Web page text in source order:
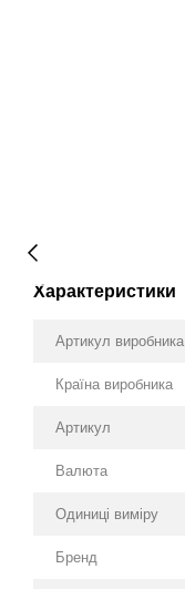
Характеристики
Артикул виробника
Країна виробника
Артикул
Валюта
Одиниці виміру
Бренд